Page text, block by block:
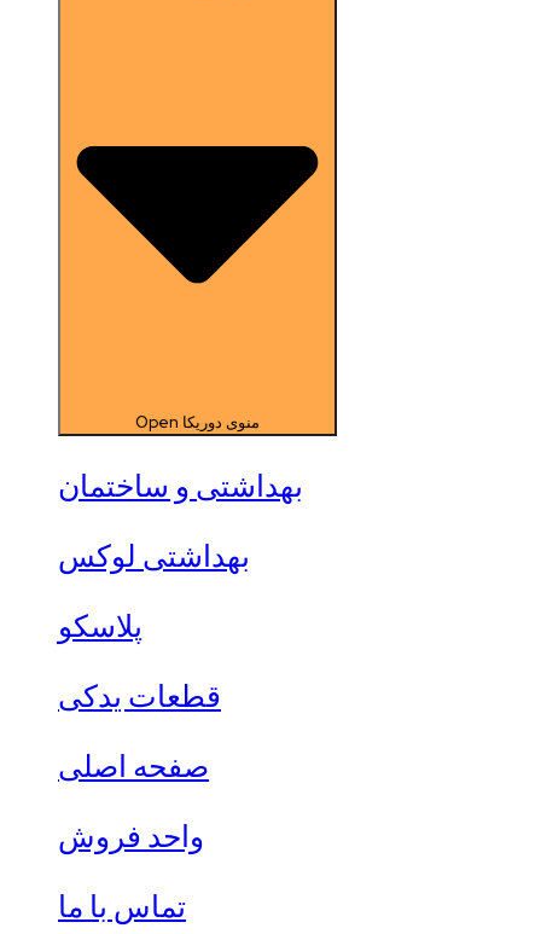
Open منوی دوریکا
بهداشتی و ساختمان
بهداشتی لوکس
پلاسکو
قطعات یدکی
صفحه اصلی
واحد فروش
تماس با ما